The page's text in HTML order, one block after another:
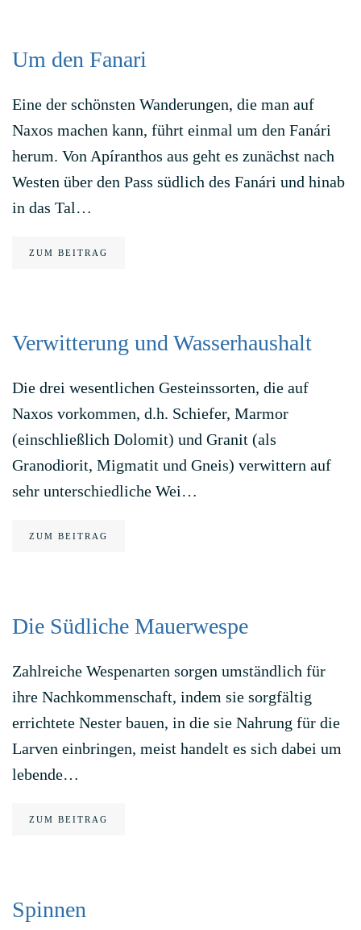
Um den Fanari
Eine der schönsten Wanderungen, die man auf
Naxos machen kann, führt einmal um den Fanári
herum. Von Apíranthos aus geht es zunächst nach
Westen über den Pass südlich des Fanári und hinab
in das Tal…
ZUM BEITRAG
Verwitterung und Wasserhaushalt
Die drei wesentlichen Gesteinssorten, die auf
Naxos vorkommen, d.h. Schiefer, Marmor
(einschließlich Dolomit) und Granit (als
Granodiorit, Migmatit und Gneis) verwittern auf
sehr unterschiedliche Wei…
ZUM BEITRAG
Die Südliche Mauerwespe
Zahlreiche Wespenarten sorgen umständlich für
ihre Nachkommenschaft, indem sie sorgfältig
errichtete Nester bauen, in die sie Nahrung für die
Larven einbringen, meist handelt es sich dabei um
lebende…
ZUM BEITRAG
Spinnen